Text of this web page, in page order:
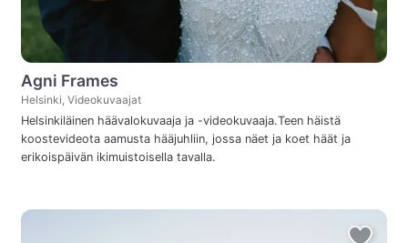
Agni Frames
Helsinki, Videokuvaajat
Helsinkiläinen häävalokuvaaja ja -videokuvaaja.Teen häistä
koostevideota aamusta hääjuhliin, jossa näet ja koet häät ja
erikoispäivän ikimuistoisella tavalla.